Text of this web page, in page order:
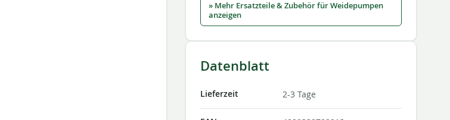
» Mehr Ersatzteile & Zubehör für Weidepumpen
anzeigen
Datenblatt
Lieferzeit 2-3 Tage